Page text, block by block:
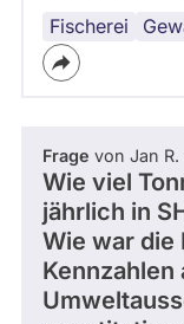
Fischerei
Frage von Jan
Wie viel
jährlich in
Wie war die
Kennzahlen